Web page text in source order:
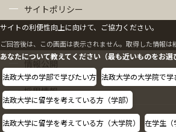
サイトポリシー
情報公開
採用情報
教職員の方へ
サイトの利便性向上に向けて、ご協力ください。
ご回答後は、この画面は表示されません。取得した情報は
あなたについて教えてください（最も近いものをお選
法政大学の学部で学びたい方 法政大学の大学院で学
法政大学に留学を考えている方（学部）
法政大学に留学を考えている方（大学院） 在学生（